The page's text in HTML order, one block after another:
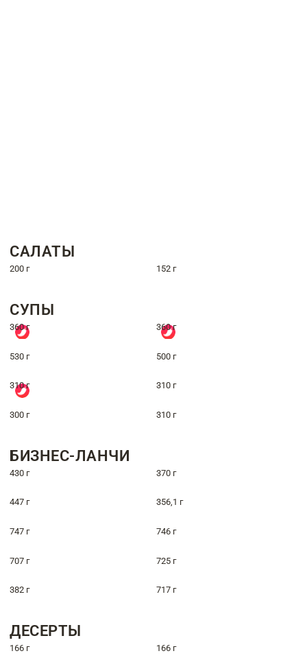
САЛАТЫ
200 г 152 г
СУПЫ
360 г 360 г
530 г 500 г
310 г 310 г
300 г 310 г
БИЗНЕС-ЛАНЧИ
430 г 370 г
447 г 356,1 г
747 г 746 г
707 г 725 г
382 г 717 г
ДЕСЕРТЫ
166 г 166 г